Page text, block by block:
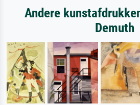
Andere
Demuth